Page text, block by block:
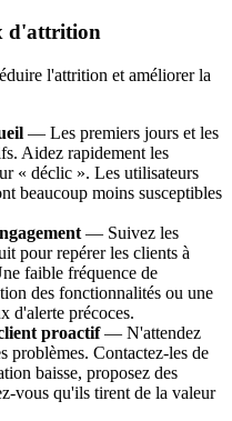
d'attrition
l'attrition et améliorer la
— Les premiers jours et les
Aidez rapidement les
« déclic ». Les utilisateurs
beaucoup moins susceptibles
— Suivez les
pour repérer les clients à
faible fréquence de
des fonctionnalités ou une
d'alerte précoces.
proactif— N'attendez
problèmes. Contactez-les de
baisse, proposez des
vous qu'ils tirent de la valeur